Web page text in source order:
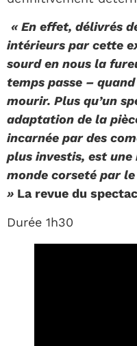
« En effet, délivrés
intérieurs par cette
sourd en nous la
temps passe –
mourir. Plus qu’un
adaptation de la
incarnée par des
plus investis, est une
monde corseté par
» La revue du
Durée 1h30